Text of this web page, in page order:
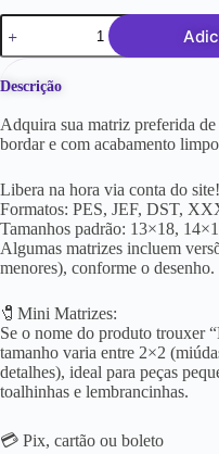
Descrição
Adquira sua matriz preferida
bordar e com acabamento
Libera na hora via conta do site!
Formatos: PES, JEF, DST,
Tamanhos padrão: 13×18,
Algumas matrizes incluem
menores), conforme o desenho.
🧷Mini Matrizes:
Se o nome do produto trouxer
tamanho varia entre 2×2
detalhes), ideal para peças
toalhinhas e lembrancinhas.
💳 Pix, cartão ou boleto